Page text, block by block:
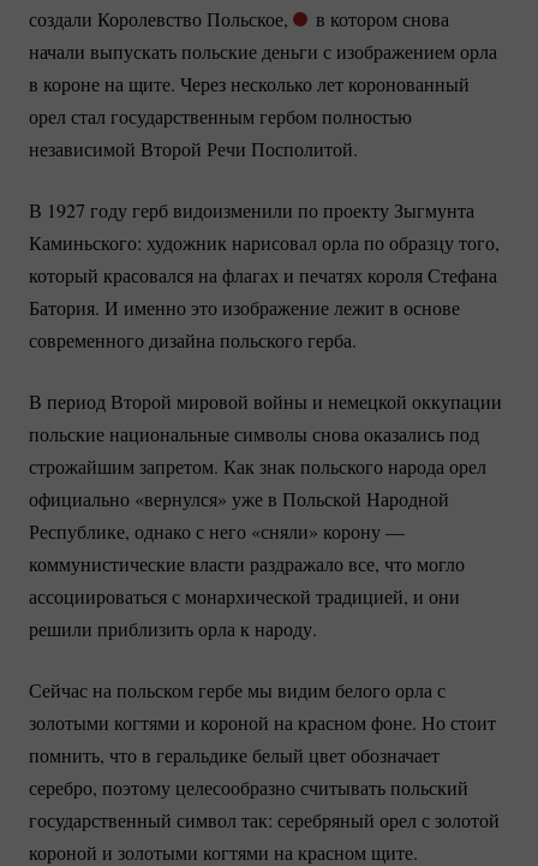
создали Королевство Польское,
в котором снова
начали выпускать польские деньги с изображением орла
в короне на щите. Через несколько лет коронованный
орел стал государственным гербом полностью
независимой Второй Речи Посполитой.
В 1927 году герб видоизменили по проекту Зыгмунта
Каминьского: художник нарисовал орла по образцу того,
который красовался на флагах и печатях короля Стефана
Батория. И именно это изображение лежит в основе
современного дизайна польского герба.
В период Второй мировой войны и немецкой оккупации
польские национальные символы снова оказались под
строжайшим запретом. Как знак польского народа орел
официально «вернулся» уже в Польской Народной
Республике, однако с него «сняли» корону —
коммунистические власти раздражало все, что могло
ассоциироваться с монархической традицией, и они
решили приблизить орла к народу.
Сейчас на польском гербе мы видим белого орла с
золотыми когтями и короной на красном фоне. Но стоит
помнить, что в геральдике белый цвет обозначает
серебро, поэтому целесообразно считывать польский
государственный символ так: серебряный орел с золотой
короной и золотыми когтями на красном щите.